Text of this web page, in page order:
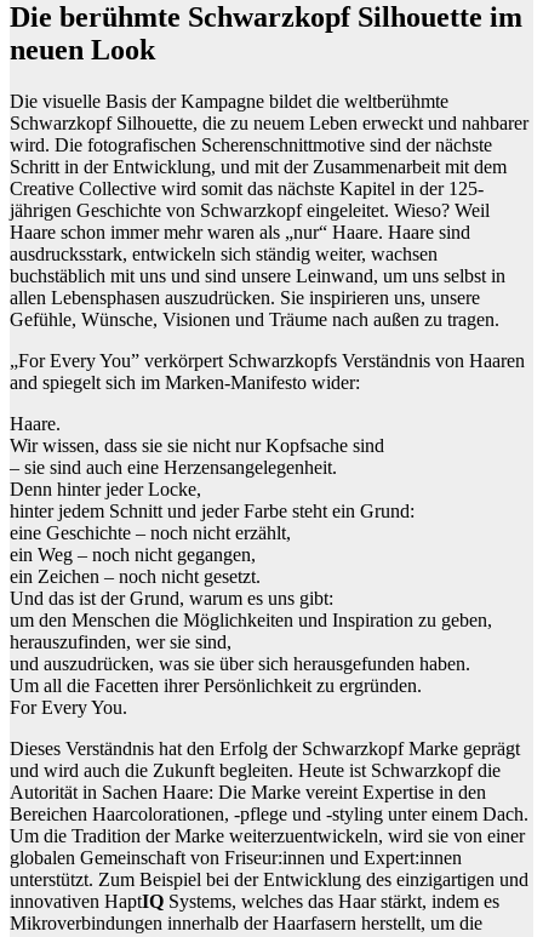
Die berühmte Schwarzkopf Silhouette im
neuen Look
Die visuelle Basis der Kampagne bildet die weltberühmte
Schwarzkopf Silhouette, die zu neuem Leben erweckt und nahbarer
wird. Die fotografischen Scherenschnittmotive sind der nächste
Schritt in der Entwicklung, und mit der Zusammenarbeit mit dem
Creative Collective wird somit das nächste Kapitel in der 125-
jährigen Geschichte von Schwarzkopf eingeleitet. Wieso? Weil
Haare schon immer mehr waren als „nur“ Haare. Haare sind
ausdrucksstark, entwickeln sich ständig weiter, wachsen
buchstäblich mit uns und sind unsere Leinwand, um uns selbst in
allen Lebensphasen auszudrücken. Sie inspirieren uns, unsere
Gefühle, Wünsche, Visionen und Träume nach außen zu tragen.
„For Every You” verkörpert Schwarzkopfs Verständnis von Haaren
and spiegelt sich im Marken-Manifesto wider:
Haare.
Wir wissen, dass sie sie nicht nur Kopfsache sind
– sie sind auch eine Herzensangelegenheit.
Denn hinter jeder Locke,
hinter jedem Schnitt und jeder Farbe steht ein Grund:
eine Geschichte – noch nicht erzählt,
ein Weg – noch nicht gegangen,
ein Zeichen – noch nicht gesetzt.
Und das ist der Grund, warum es uns gibt:
um den Menschen die Möglichkeiten und Inspiration zu geben,
herauszufinden, wer sie sind,
und auszudrücken, was sie über sich herausgefunden haben.
Um all die Facetten ihrer Persönlichkeit zu ergründen.
For Every You.
Dieses Verständnis hat den Erfolg der Schwarzkopf Marke geprägt
und wird auch die Zukunft begleiten. Heute ist Schwarzkopf die
Autorität in Sachen Haare: Die Marke vereint Expertise in den
Bereichen Haarcolorationen, -pflege und -styling unter einem Dach.
Um die Tradition der Marke weiterzuentwickeln, wird sie von einer
globalen Gemeinschaft von Friseur:innen und Expert:innen
unterstützt. Zum Beispiel bei der Entwicklung des einzigartigen und
innovativen HaptIQ Systems, welches das Haar stärkt, indem es
Mikroverbindungen innerhalb der Haarfasern herstellt, um die